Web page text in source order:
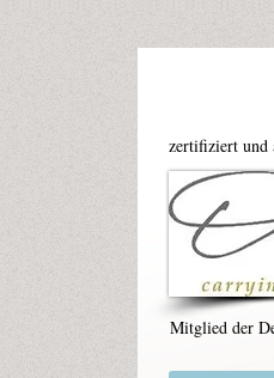
Mitglied der
zertifiziert und